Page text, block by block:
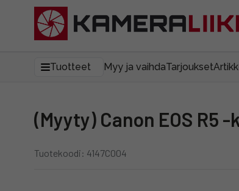
Tuotteet Myy ja vaihdaTarjoukset
(Myyty) Canon EOS
Tuotekoodi: 4147C004